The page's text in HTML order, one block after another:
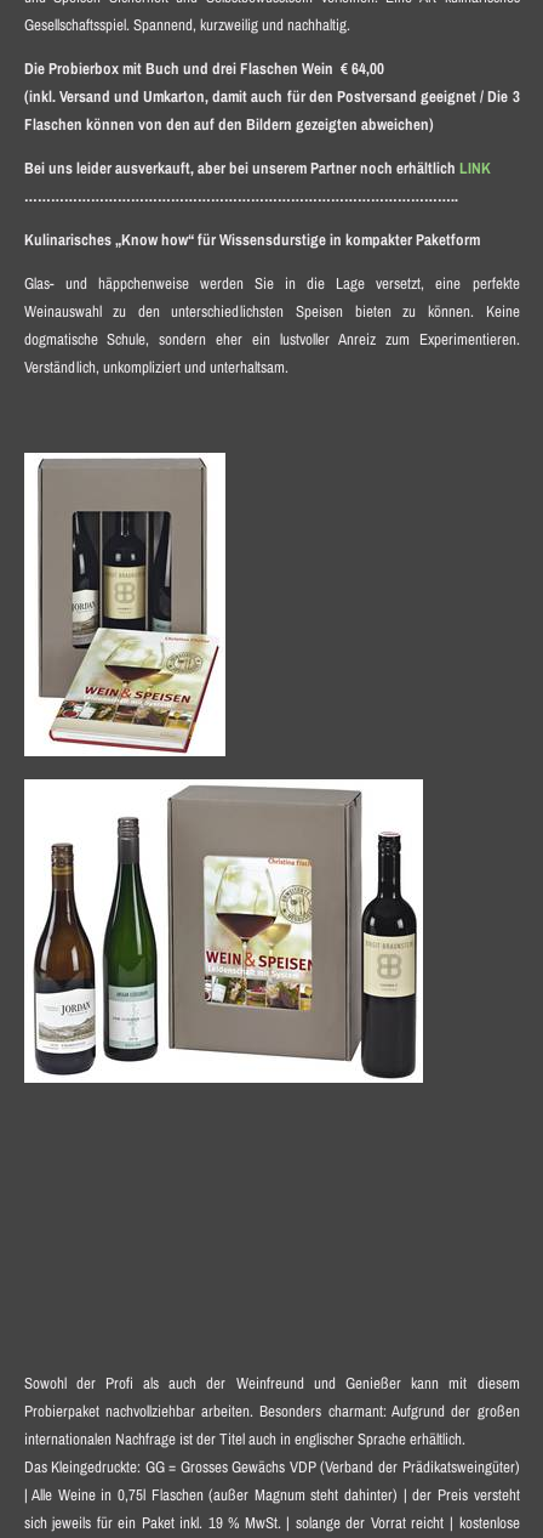
Gesellschaftsspiel. Spannend, kurzweilig und nachhaltig.
Die Probierbox mit Buch und drei Flaschen Wein € 64,00
(inkl. Versand und Umkarton, damit auch für den Postversand geeignet / Die 3
Flaschen können von den auf den Bildern gezeigten abweichen)
Bei uns leider ausverkauft, aber bei unserem Partner noch erhältlich LINK
……………………………………………………………………………………..
Kulinarisches „Know how“ für Wissensdurstige in kompakter Paketform
Glas- und häppchenweise werden Sie in die Lage versetzt, eine perfekte
Weinauswahl zu den unterschiedlichsten Speisen bieten zu können. Keine
dogmatische Schule, sondern eher ein lustvoller Anreiz zum Experimentieren.
Verständlich, unkompliziert und unterhaltsam.
Sowohl der Profi als auch der Weinfreund und Genießer kann mit diesem
Probierpaket nachvollziehbar arbeiten. Besonders charmant: Aufgrund der großen
internationalen Nachfrage ist der Titel auch in englischer Sprache erhältlich.
Das Kleingedruckte: GG = Grosses Gewächs VDP (Verband der Prädikatsweingüter)
| Alle Weine in 0,75l Flaschen (außer Magnum steht dahinter) | der Preis versteht
sich jeweils für ein Paket inkl. 19 % MwSt. | solange der Vorrat reicht | kostenlose